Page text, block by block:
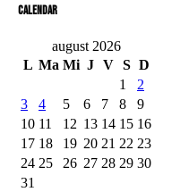
Calendar
august 2026
L Ma Mi J V S D
1
2
3
4 5 6 7 8
9
10 11 12 13 14 15 16
17 18 19 20 21 22 23
24 25 26 27 28 29 30
31